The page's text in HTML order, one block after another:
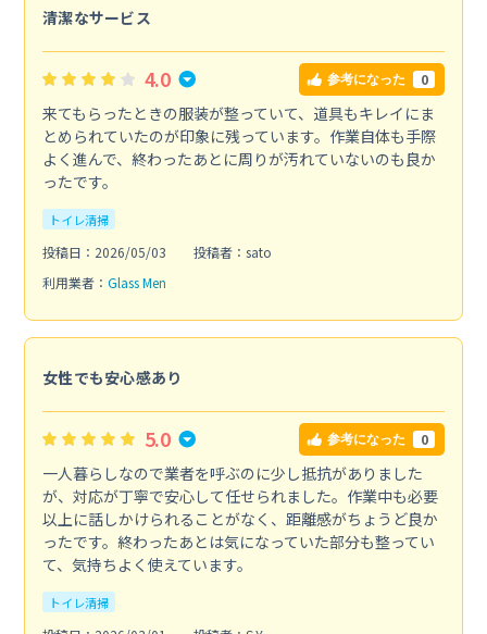
清潔なサービス
4.0 参考になった 0
来てもらったときの服装が整っていて、道具もキレイにま
とめられていたのが印象に残っています。作業自体も手際
よく進んで、終わったあとに周りが汚れていないのも良か
ったです。
トイレ清掃
投稿日：2026/05/03
投稿者：sato
利用業者： Glass Men
女性でも安心感あり
5.0 参考になった 0
一人暮らしなので業者を呼ぶのに少し抵抗がありました
が、対応が丁寧で安心して任せられました。作業中も必要
以上に話しかけられることがなく、距離感がちょうど良か
ったです。終わったあとは気になっていた部分も整ってい
て、気持ちよく使えています。
トイレ清掃